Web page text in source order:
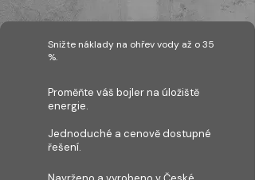
Snižte náklady na ohřev vody až o 35
%.
Proměňte váš bojler na úložiště
energie.
Jednoduché a cenově dostupné
řešení.